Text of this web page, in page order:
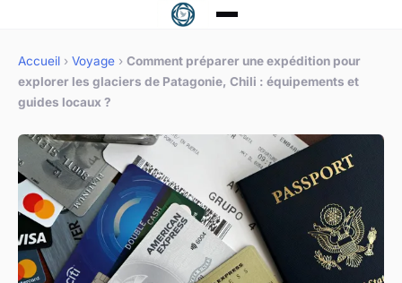
Accueil › Voyage › Comment préparer une expédition pour
explorer les glaciers de Patagonie, Chili : équipements et
guides locaux ?